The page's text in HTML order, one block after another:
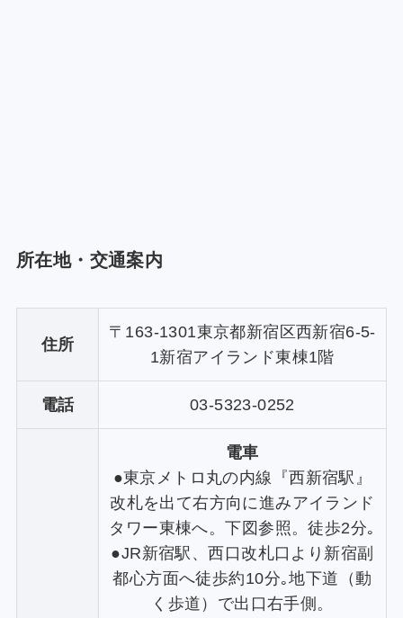
所在地・交通案内
住所
〒163-1301東京都新宿区西新宿6-5-
1新宿アイランド東棟1階
電話 03-5323-0252
電車
●東京メトロ丸の内線『西新宿駅』
改札を出て右方向に進みアイランド
タワー東棟へ。下図参照。徒歩2分｡
●JR新宿駅、西口改札口より新宿副
都心方面へ徒歩約10分｡地下道（動
く歩道）で出口右手側。